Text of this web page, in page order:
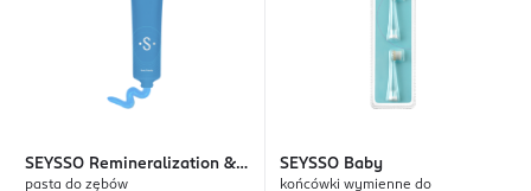
SEYSSO Remineralization &
pasta do zębów
SEYSSO Baby
końcówki wymienne do